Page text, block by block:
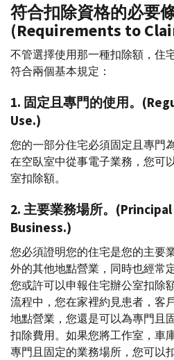
符合扣除資格的必要
(Requirements to
不管選擇使用那一種扣除額，住
符合兩個基本規定：
1. 固定且專門的使用。(
Use.)
您的一部分住宅必須固定且專門
在空臥室中從事電子業務，您可
室扣除額。
2. 主要業務場所。(
Business.)
您必須證明您的住宅是您的主要
外的其他地點營業，同時也經常
您或許可以申報住宅辦公室扣除
流程中，您在家裡約見患者，客
地點營業，您還是可以為專門且
扣除費用。如果您將工作室，車
專門且固定的業務場所，您可以